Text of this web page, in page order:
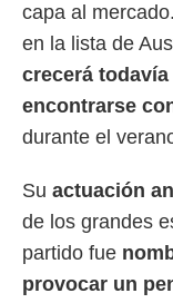
capa al
en la lista de
crecerá
encontrarse
durante el
Su actuación
de los grandes
partido fue
provocar un